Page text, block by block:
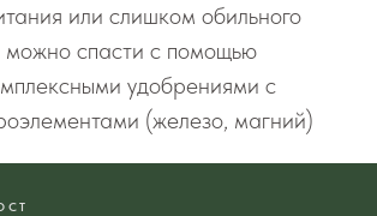
или слишком обильного
можно спасти с помощью
удобрениями с
(железо, магний)